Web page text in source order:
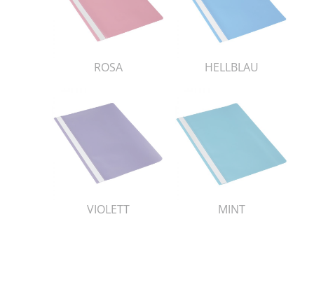
ROSA HELLBLAU
VIOLETT MINT